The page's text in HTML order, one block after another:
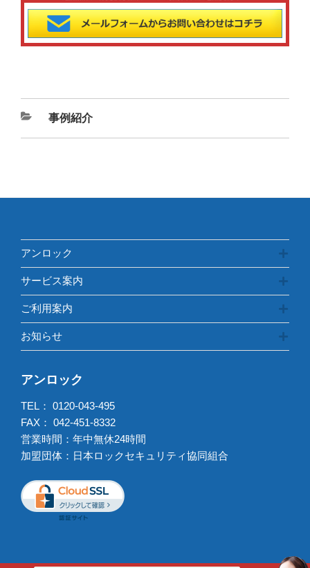
カ
テ
事例紹介
アンロック
サービス案内
ご利用案内
お知らせ
アンロック
TEL： 0120-043-495
FAX： 042-451-8332
営業時間：年中無休24時間
加盟団体：日本ロックセキュリティ協同組合